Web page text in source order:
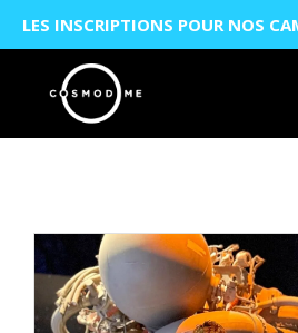
LES INSCRIPTIONS POUR NOS
ACTIVITÉS ET CAMPS